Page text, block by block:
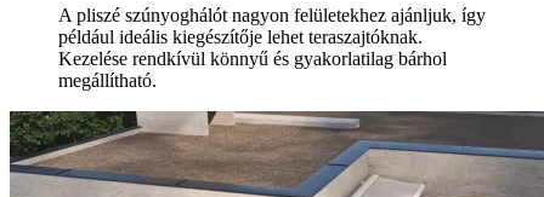
A pliszé szúnyoghálót nagyon felületekhez ajánljuk, így
például ideális kiegészítője lehet teraszajtóknak.
Kezelése rendkívül könnyű és gyakorlatilag bárhol
megállítható.